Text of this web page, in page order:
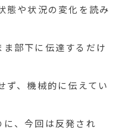
態や状況の変化を読み
部下に伝達するだけ
ず、機械的に伝えてい
、今回は反発され